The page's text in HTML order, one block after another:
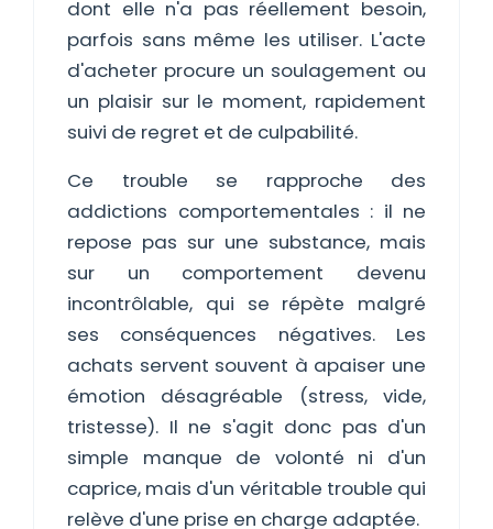
dont elle n'a pas réellement besoin,
parfois sans même les utiliser. L'acte
d'acheter procure un soulagement ou
un plaisir sur le moment, rapidement
suivi de regret et de culpabilité.
Ce trouble se rapproche des
addictions comportementales : il ne
repose pas sur une substance, mais
sur un comportement devenu
incontrôlable, qui se répète malgré
ses conséquences négatives. Les
achats servent souvent à apaiser une
émotion désagréable (stress, vide,
tristesse). Il ne s'agit donc pas d'un
simple manque de volonté ni d'un
caprice, mais d'un véritable trouble qui
relève d'une prise en charge adaptée.